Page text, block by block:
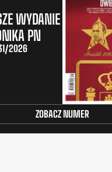
WYDANIE
PN
2026
ZOBACZ NUMER